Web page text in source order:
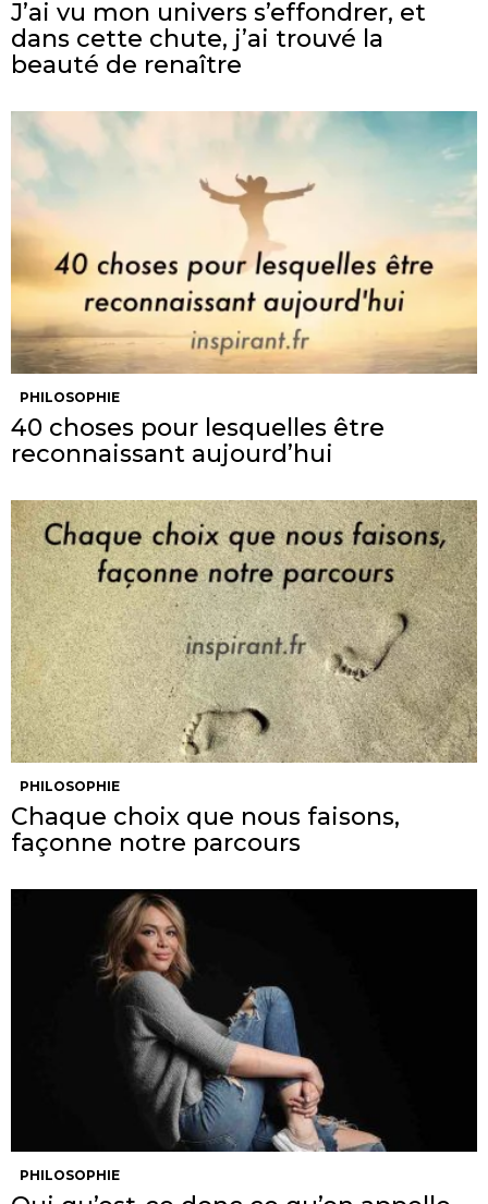
J’ai vu mon univers s’effondrer, et
dans cette chute, j’ai trouvé la
beauté de renaître
PHILOSOPHIE
40 choses pour lesquelles être
reconnaissant aujourd’hui
PHILOSOPHIE
Chaque choix que nous faisons,
façonne notre parcours
PHILOSOPHIE